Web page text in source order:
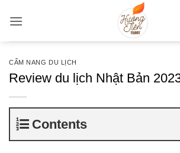
qua
CẨM NANG DU LỊCH
Review du lịch Nhật Bản
Contents